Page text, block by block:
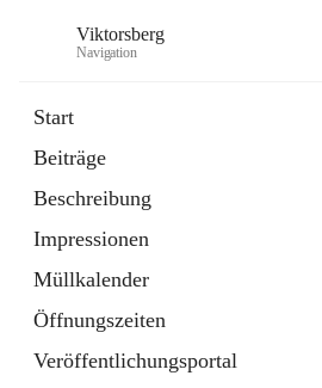
Viktorsberg
Navigation
Start
Beiträge
Beschreibung
Impressionen
Müllkalender
Öffnungszeiten
Veröffentlichungsportal